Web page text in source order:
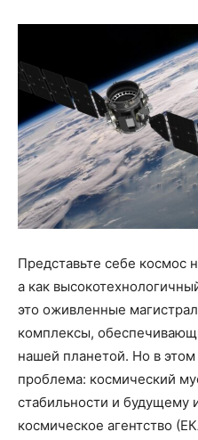
Представьте себе космос
а как
это оживленные
комплексы,
нашей планетой. Но в
проблема: космический
стабильности и будущему
космическое агентство